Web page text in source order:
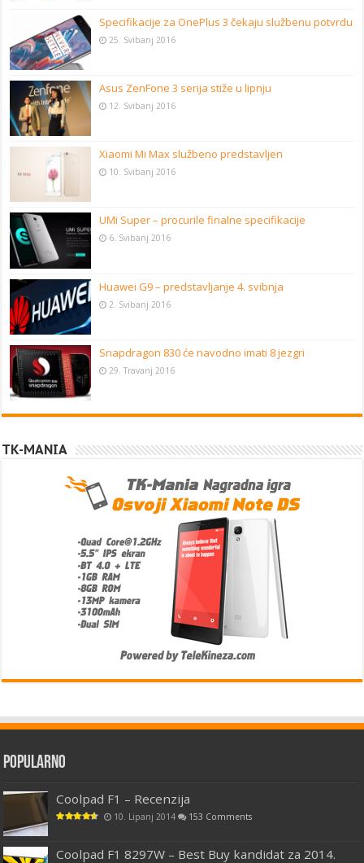
Specifikacije za OnePlus 3 čekaju službenu potvrdu
25. Svibanj 2016
Asus ZenFone 3 serija stiže u lipnju
12. Svibanj 2016
Xiaomi Mi Max službeno predstavljen
10. Svibanj 2016
UMi Super – procurile finalne specifikacije
6. Svibanj 2016
Huawei G9 – predstavljanje 4. svibnja
2. Svibanj 2016
Snapdragon 830 će navodno imati 8 jezgri
29. Travanj 2016
TK-MANIA
Popularno
Coolpad F1 – Recenzija
10. Lipanj 2014 153 Comments
Coolpad F1 8297W – Best Buy kandidat za 2014.